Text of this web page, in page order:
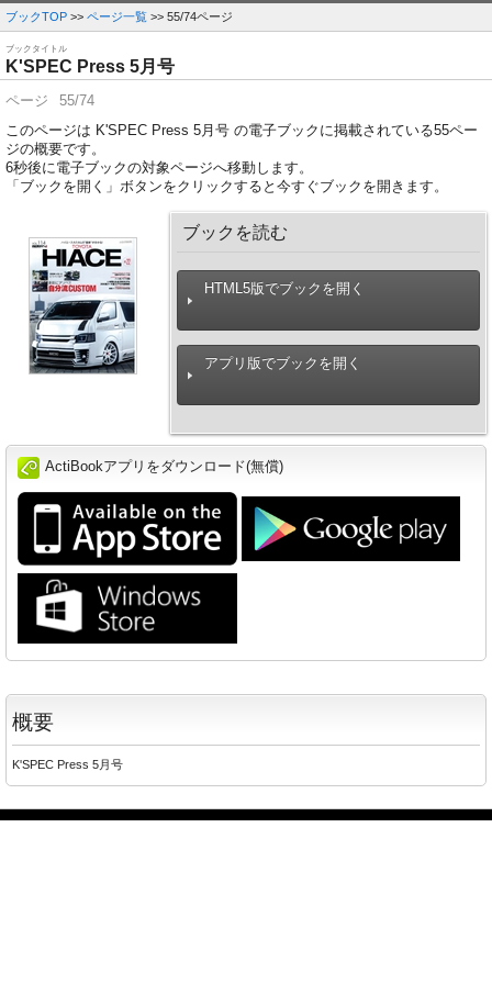
ブックTOP >> ページ一覧 >> 55/74ページ
ブックタイトル
K'SPEC Press 5月号
ページ
55/74
このページは K'SPEC Press 5月号 の電子ブックに掲載されている55ペー
ジの概要です。
6秒後に電子ブックの対象ページへ移動します。
「ブックを開く」ボタンをクリックすると今すぐブックを開きます。
ブックを読む
HTML5版でブックを開く
アプリ版でブックを開く
ActiBookアプリをダウンロード(無償)
概要
K'SPEC Press 5月号